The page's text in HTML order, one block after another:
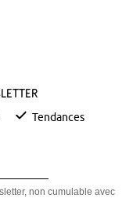
Tendances
non cumulable avec